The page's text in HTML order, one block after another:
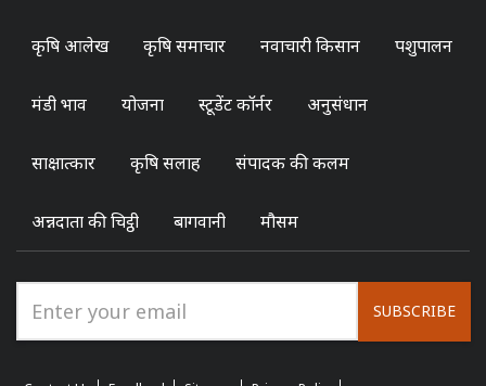
कृषि आलेख कृषि समाचार नवाचारी किसान पशुपालन
मंडी भाव योजना स्टूडेंट कॉर्नर अनुसंधान
साक्षात्कार कृषि सलाह संपादक की कलम
अन्नदाता की चिट्ठी बागवानी मौसम
SUBSCRIBE